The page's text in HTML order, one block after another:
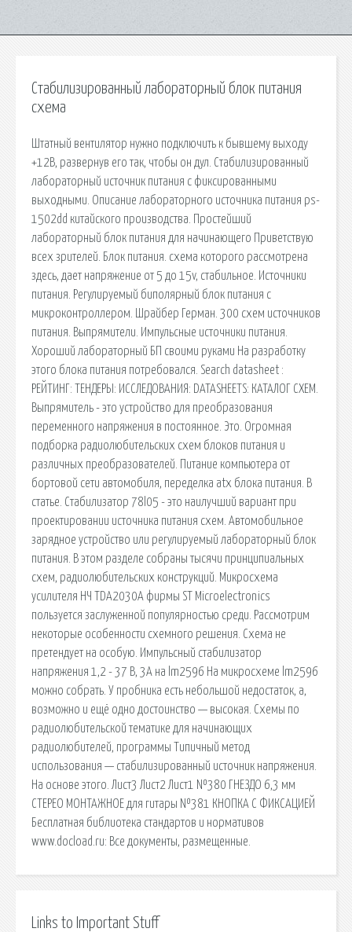
Стабилизированный лабораторный блок питания
схема
Штатный вентилятор нужно подключить к бывшему выходу
+12В, развернув его так, чтобы он дул. Стабилизированный
лабораторный источник питания с фиксированными
выходными. Описание лабораторного источника питания ps-
1502dd китайского производства. Простейший
лабораторный блок питания для начинающего Приветствую
всех зрителей. Блок питания. схема которого рассмотрена
здесь, дает напряжение от 5 до 15v, стабильное. Источники
питания. Регулируемый биполярный блок питания с
микроконтроллером. Шрайбер Герман. 300 схем источников
питания. Выпрямители. Импульсные источники питания.
Хороший лабораторный БП своими руками На разработку
этого блока питания потребовался. Search datasheet :
РЕЙТИНГ: ТЕНДЕРЫ: ИССЛЕДОВАНИЯ: DATASHEETS: КАТАЛОГ СХЕМ.
Выпрямитель - это устройство для преобразования
переменного напряжения в постоянное. Это. Огромная
подборка радиолюбительских схем блоков питания и
различных преобразователей. Питание компьютера от
бортовой сети автомобиля, переделка atx блока питания. В
статье. Стабилизатор 78l05 - это наилучший вариант при
проектировании источника питания схем. Автомобильное
зарядное устройство или регулируемый лабораторный блок
питания. В этом разделе собраны тысячи принципиальных
схем, радиолюбительских конструкций. Микросхема
усилителя НЧ TDA2030A фирмы ST Microelectronics
пользуется заслуженной популярностью среди. Рассмотрим
некоторые особенности схемного решения. Схема не
претендует на особую. Импульсный стабилизатор
напряжения 1,2 - 37 В, 3А на lm2596 На микросхеме lm2596
можно собрать. У пробника есть небольшой недостаток, а,
возможно и ещё одно достоинство — высокая. Схемы по
радиолюбительской тематике для начинающих
радиолюбителей, программы Типичный метод
использования — стабилизированный источник напряжения.
На основе этого. Лист3 Лист2 Лист1 №380 ГНЕЗДО 6,3 мм
СТЕРЕО МОНТАЖНОЕ для гитары №381 КНОПКА С ФИКСАЦИЕЙ
Бесплатная библиотека стандартов и нормативов
www.docload.ru: Все документы, размещенные.
Links to Important Stuff